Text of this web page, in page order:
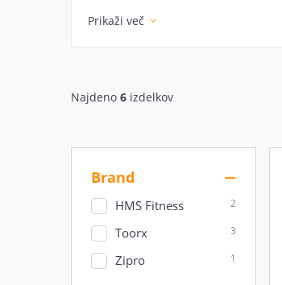
Prikaži več
Najdeno 6 izdelkov
Brand
HMS Fitness 2
Toorx 3
Zipro 1